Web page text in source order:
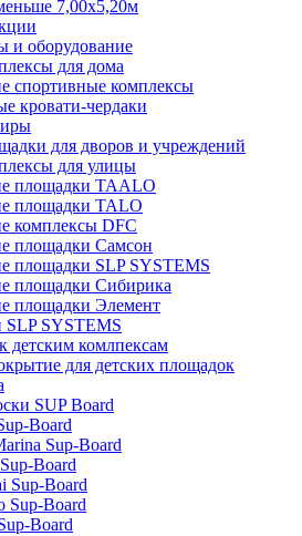
7,00х5,20м
и оборудование
для дома
спортивные комплексы
кровати-чердаки
для дворов и учреждений
для улицы
площадки TAALO
площадки TALO
комплексы DFC
площадки Самсон
площадки SLP SYSTEMS
площадки Сибирика
площадки Элемент
SLP SYSTEMS
детским комлпексам
для детских площадок
SUP Board
Board
Sup-Board
Board
Sup-Board
Sup-Board
Board